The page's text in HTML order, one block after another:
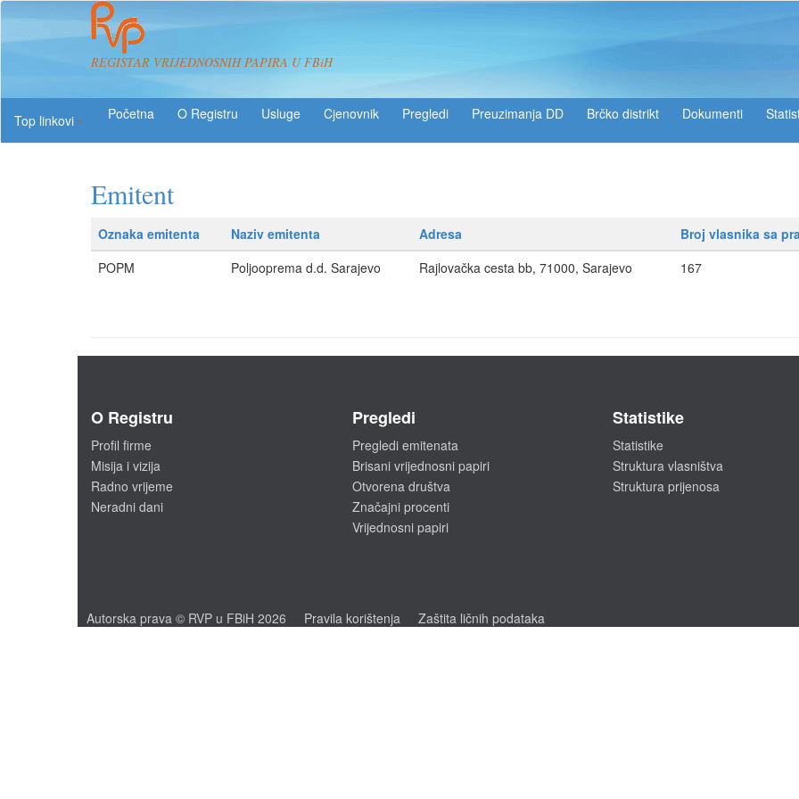
REGISTAR VRIJEDNOSNIH PAPIRA U FBiH
Top linkovi
O Registru Usluge Pregledi Preuzimanja DD Brčko distrikt Dokumenti
Emitent
Oznaka emitenta Naziv emitenta Adresa
Broj vlasnika sa
POPM
Poljooprema d.d. Sarajevo Rajlovačka cesta bb, 71000, Sarajevo 167
O Registru
Profil firme
Misija i vizija
Radno vrijeme
Neradni dani
Pregledi
Pregledi emitenata
Brisani vrijednosni papiri
Otvorena društva
Značajni procenti
Vrijednosni papiri
Statistike
Statistike
Struktura vlasništva
Struktura prijenosa
Autorska prava © RVP u FBiH 2026 Pravila korištenja Zaštita ličnih podataka